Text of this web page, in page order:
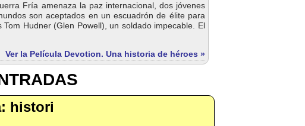
Fría amenaza la paz internacional, dos jóvenes
son aceptados en un escuadrón de élite para
Hudner (Glen Powell), un soldado impecable. El
Ver la Película Devotion. Una historia de héroes »
histori